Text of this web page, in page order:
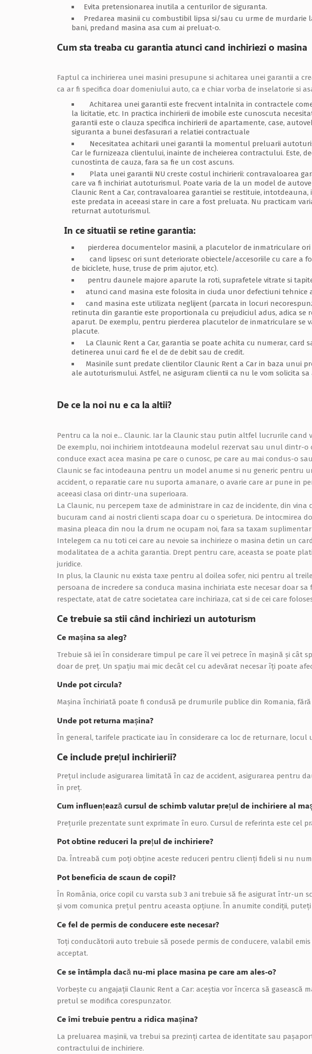
Evita pretensionarea inutila a centurilor de siguranta.
Predarea masinii cu combustibil lipsa si/sau cu urme de
bani, predand masina asa cum ai preluat-o.
Cum sta treaba cu garantia atunci cand inchiriezi o masina
Faptul ca inchirierea unei masini presupune si achitarea unei garantii a
ca ar fi specifica doar domeniului auto, ca e chiar vorba de inselatorie si
Achitarea unei garantii este frecvent intalnita in contractele
la licitatie, etc. In practica inchirierii de imobile este cunoscuta
garantii este o clauza specifica inchirierii de apartamente, case,
siguranta a bunei desfasurari a relatiei contractuale
Necesitatea achitarii unei garantii la momentul preluarii
Car le furnizeaza clientului, inainte de incheierea contractului. Este,
cunostinta de cauza, fara sa fie un cost ascuns.
Plata unei garantii NU creste costul inchirierii: contravaloarea
care va fi inchiriat autoturismul. Poate varia de la un model de
Claunic Rent a Car, contravaloarea garantiei se restituie,
este predata in aceeasi stare in care a fost preluata. Nu practicam
returnat autoturismul.
In ce situatii se retine garantia:
pierderea documentelor masinii, a placutelor de inmatriculare ori
cand lipsesc ori sunt deteriorate obiectele/accesoriile cu care a
de biciclete, huse, truse de prim ajutor, etc).
pentru daunele majore aparute la roti, suprafetele vitrate si
atunci cand masina este folosita in ciuda unor defectiuni tehnice
cand masina este utilizata neglijent (parcata in locuri
retinuta din garantie este proportionala cu prejudiciul adus, adica
aparut. De exemplu, pentru pierderea placutelor de inmatriculare se
placute.
La Claunic Rent a Car, garantia se poate achita cu numerar,
detinerea unui card fie el de de debit sau de credit.
Masinile sunt predate clientilor Claunic Rent a Car in baza unui
ale autoturismului. Astfel, ne asiguram clientii ca nu le vom solicita
De ce la noi nu e ca la altii?
Pentru ca la noi e... Claunic. Iar la Claunic stau putin altfel lucrurile cand
De exemplu, noi inchiriem intotdeauna modelul rezervat sau unul dintr-
conduce exact acea masina pe care o cunosc, pe care au mai condus-o
Claunic se fac intodeauna pentru un model anume si nu generic pentru
accident, o reparatie care nu suporta amanare, o avarie care ar pune in
aceeasi clasa ori dintr-una superioara.
La Claunic, nu percepem taxe de administrare in caz de incidente, din
bucuram cand ai nostri clienti scapa doar cu o sperietura. De intocmirea
masina pleaca din nou la drum ne ocupam noi, fara sa taxam
Intelegem ca nu toti cei care au nevoie sa inchirieze o masina detin un
modalitatea de a achita garantia. Drept pentru care, aceasta se poate
juridice.
In plus, la Claunic nu exista taxe pentru al doilea sofer, nici pentru al
persoana de incredere sa conduca masina inchiriata este necesar doar
respectate, atat de catre societatea care inchiriaza, cat si de cei care
Ce trebuie sa stii când inchiriezi un autoturism
Ce mașina sa aleg?
Trebuie să iei în considerare timpul pe care îl vei petrece în maşină şi cât
doar de preţ. Un spaţiu mai mic decât cel cu adevărat necesar îţi poate
Unde pot circula?
Maşina închiriată poate fi condusă pe drumurile publice din Romania,
Unde pot returna mașina?
În general, tarifele practicate iau în considerare ca loc de returnare, locul
Ce include prețul inchirierii?
Preţul include asigurarea limitată în caz de accident, asigurarea pentru
în preţ.
Cum influențează cursul de schimb valutar prețul de inchiriere al
Preţurile prezentate sunt exprimate în euro. Cursul de referinta este cel
Pot obtine reduceri la prețul de inchiriere?
Da. Întreabă cum poţi obţine aceste reduceri pentru clienţi fideli si nu
Pot beneficia de scaun de copil?
În România, orice copil cu varsta sub 3 ani trebuie să fie asigurat într-un
şi vom comunica preţul pentru aceasta opţiune. În anumite condiții, puteți
Ce fel de permis de conducere este necesar?
Toţi conducătorii auto trebuie să posede permis de conducere, valabil
acceptat.
Ce se întâmpla dacă nu-mi place masina pe care am ales-o?
Vorbeşte cu angajaţii Claunic Rent a Car: aceştia vor încerca să
pretul se modifica corespunzator.
Ce îmi trebuie pentru a ridica mașina?
La preluarea mașinii, va trebui sa prezinți cartea de identitate sau
contractului de inchiriere.